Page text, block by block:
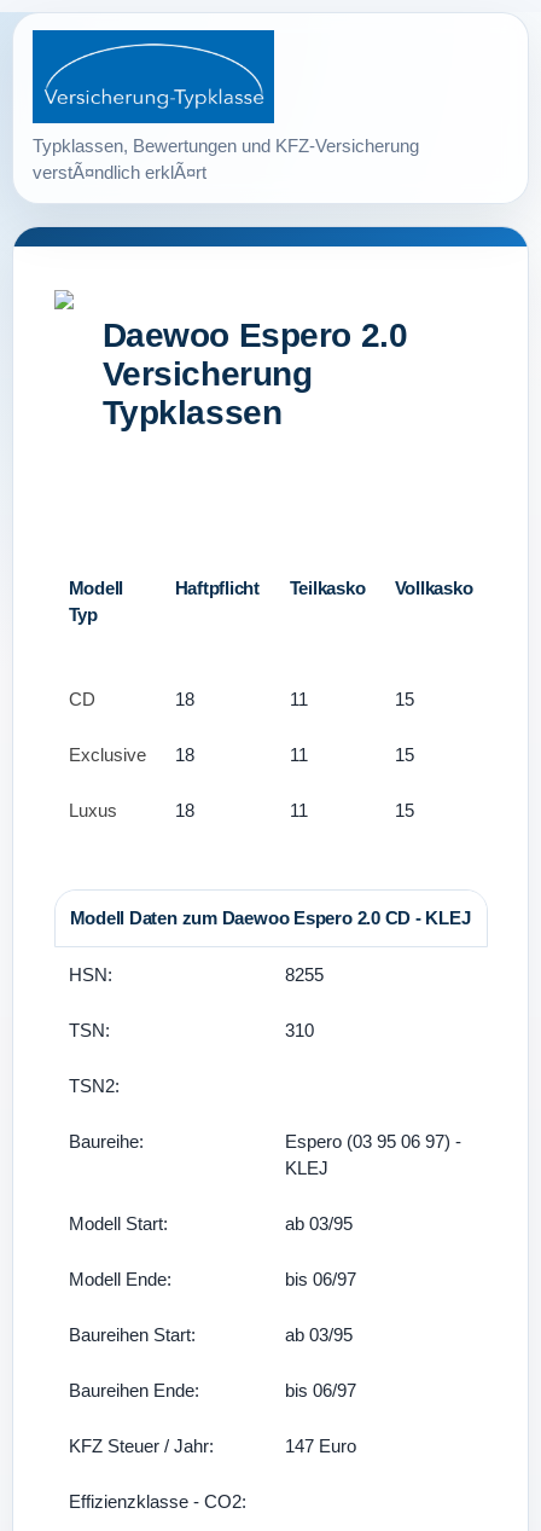
Daewoo Espero 2.0
Versicherung
Typklassen
Modell
Typ
Haftpflicht Teilkasko Vollkasko
CD 18 11 15
Exclusive 18 11 15
Luxus 18 11 15
Modell Daten zum Daewoo Espero 2.0 CD - KLEJ
HSN: 8255
TSN: 310
TSN2:
Baureihe:
Espero (03 95 06 97) -
KLEJ
Modell Start: ab 03/95
Modell Ende: bis 06/97
Baureihen Start: ab 03/95
Baureihen Ende: bis 06/97
KFZ Steuer / Jahr: 147 Euro
Effizienzklasse - CO2: